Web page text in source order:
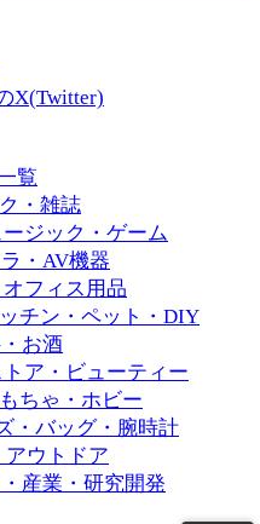
X(Twitter)
覧
・雑誌
ジック・ゲーム
・AV機器
フィス用品
チン・ペット・DIY
お酒
トア・ビューティー
ちゃ・ホビー
・バッグ・腕時計
アウトドア
産業・研究開発